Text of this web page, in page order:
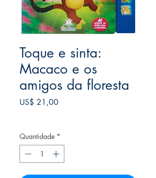
Toque e sinta:
Macaco e os
amigos da floresta
US$ 21,00Preço
Quantidade *